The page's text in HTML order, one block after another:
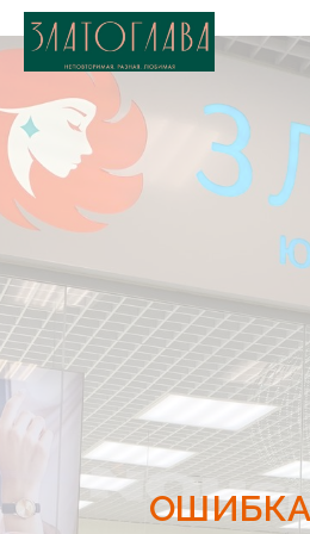
ОШИБКА